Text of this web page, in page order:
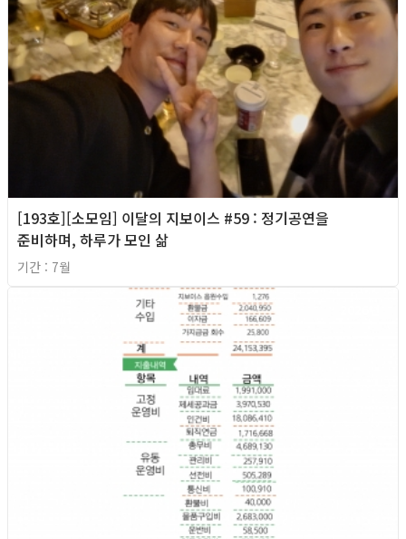
[193호][소모임] 이달의 지보이스 #59 : 정기공연을
준비하며, 하루가 모인 삶
기간 : 7월